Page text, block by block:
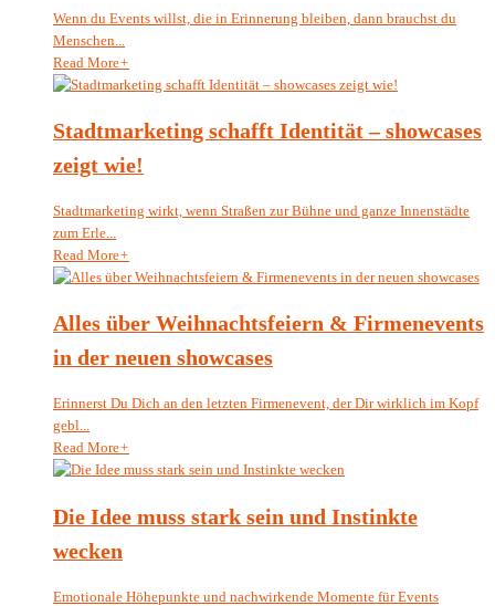
Wenn du Events willst, die in Erinnerung bleiben, dann brauchst du
Menschen...
Read More+
Stadtmarketing schafft Identität – showcases
zeigt wie!
Stadtmarketing wirkt, wenn Straßen zur Bühne und ganze Innenstädte
zum Erle...
Read More+
Alles über Weihnachtsfeiern & Firmenevents
in der neuen showcases
Erinnerst Du Dich an den letzten Firmenevent, der Dir wirklich im Kopf
gebl...
Read More+
Die Idee muss stark sein und Instinkte
wecken
Emotionale Höhepunkte und nachwirkende Momente für Events